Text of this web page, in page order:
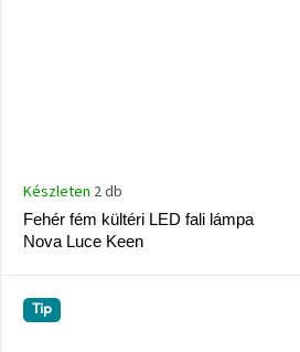
Fehér fém kültéri LED fali lámpa
Nova Luce Keen
Készleten 2 db
Tip